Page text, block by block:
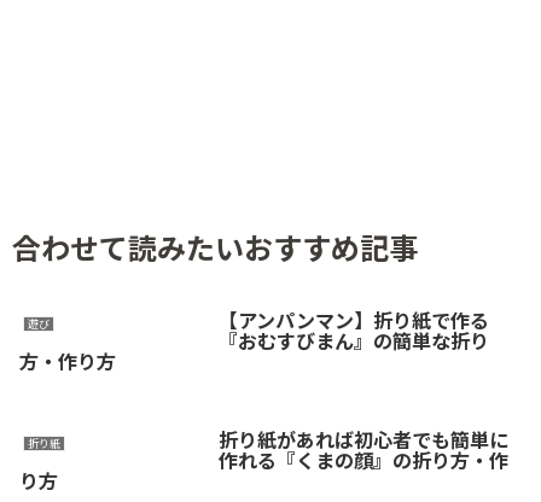
合わせて読みたいおすすめ記事
遊び 【アンパンマン】折り紙で作る
『おむすびまん』の簡単な折り
方・作り方
折り紙 折り紙があれば初心者でも簡単に
作れる『くまの顔』の折り方・作
り方